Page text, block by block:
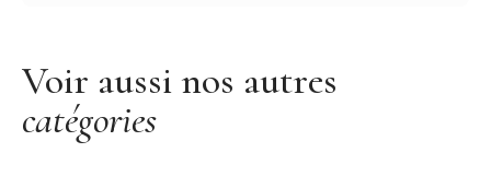
Voir aussi nos autres
catégories